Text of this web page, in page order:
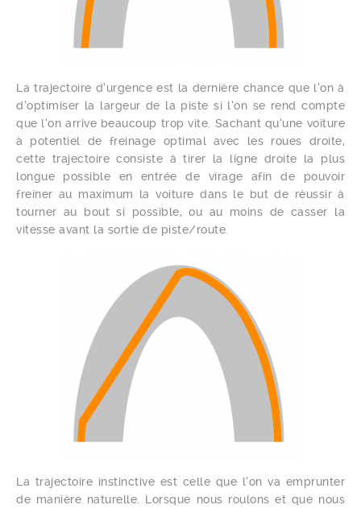
La trajectoire d’urgence est la dernière chance que l’on à
d’optimiser la largeur de la piste si l’on se rend compte
que l’on arrive beaucoup trop vite. Sachant qu’une voiture
à potentiel de freinage optimal avec les roues droite,
cette trajectoire consiste à tirer la ligne droite la plus
longue possible en entrée de virage afin de pouvoir
freiner au maximum la voiture dans le but de réussir à
tourner au bout si possible, ou au moins de casser la
vitesse avant la sortie de piste/route.
La trajectoire instinctive est celle que l’on va emprunter
de manière naturelle. Lorsque nous roulons et que nous